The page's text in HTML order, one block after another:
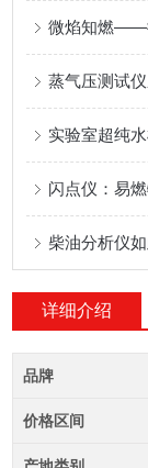
微焰知燃——
蒸气压测试
实验室超纯
闪点仪：易
柴油分析仪
详细介绍
品牌
价格区间